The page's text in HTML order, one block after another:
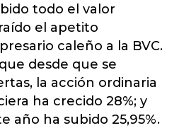
todo el valor
el apetito
caleño a la BVC.
desde que se
la acción ordinaria
ha crecido 28%; y
año ha subido 25,95%.